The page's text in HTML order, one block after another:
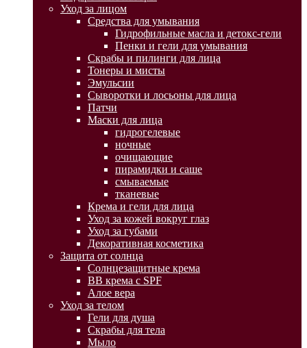
Уход за лицом
Средства для умывания
Гидрофильные масла и детокс-гели
Пенки и гели для умывания
Скрабы и пилинги для лица
Тонеры и мисты
Эмульсии
Сыворотки и лосьоны для лица
Патчи
Маски для лица
гидрогелевые
ночные
очищающие
пирамидки и саше
смываемые
тканевые
Крема и гели для лица
Уход за кожей вокруг глаз
Уход за губами
Декоративная косметика
Защита от солнца
Солнцезащитные крема
BB крема с SPF
Алое вера
Уход за телом
Гели для душа
Скрабы для тела
Мыло